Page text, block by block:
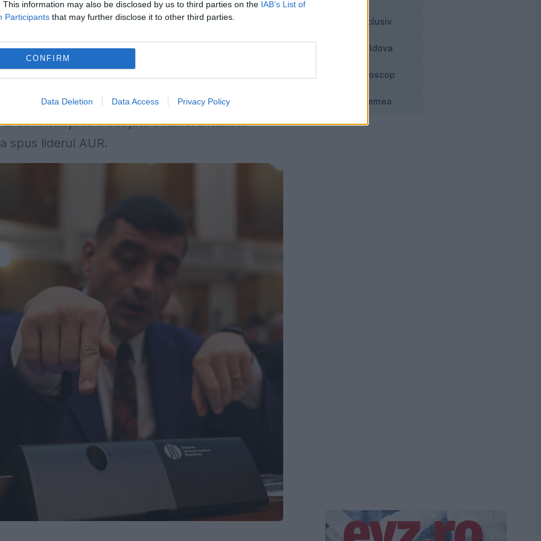
This information may also be disclosed by us to third parties on the IAB’s List of
Participants that may further disclose it to other third parties.
CONFIRM
Data Deletion Data Access Privacy Policy
în care Călin Georgescu ar putea ocupa
ministru. Potrivit acestuia, o astfel de
politică.
dacă formațiunea politică ar decide să renunțe
ul va renunța la a susține o himeră numită
a spus liderul AUR.
Exclusiv
Moldova
Horoscop
Vremea